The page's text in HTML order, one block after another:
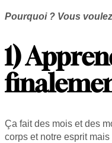
Pourquoi ? Vous
1)
Ça fait des mois et des
corps et notre esprit